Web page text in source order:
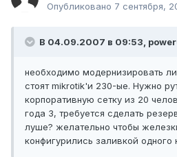
Опубликовано 7 сентября,
В 04.09.2007 в 09:53,
необходимо модернизировать
стоят mikrotik'и 230-ые. Нужно
корпоративную сетку из 20
года 3, требуется сделать
луше? желательно чтобы
конфигурились заливкой одного